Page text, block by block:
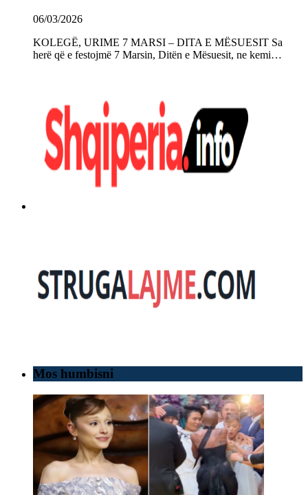
06/03/2026
KOLEGË, URIME 7 MARSI – DITA E MËSUESIT Sa
herë që e festojmë 7 Marsin, Ditën e Mësuesit, ne kemi…
Mos humbisni